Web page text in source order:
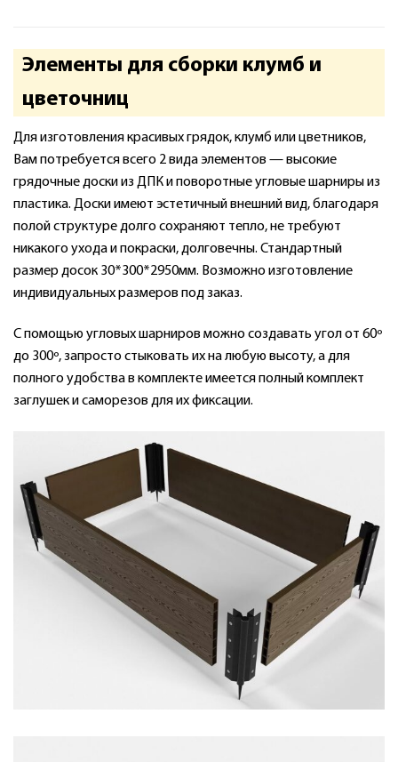
Элементы для сборки клумб и
цветочниц
Для изготовления красивых грядок, клумб или цветников,
Вам потребуется всего 2 вида элементов — высокие
грядочные доски из ДПК и поворотные угловые шарниры из
пластика. Доски имеют эстетичный внешний вид, благодаря
полой структуре долго сохраняют тепло, не требуют
никакого ухода и покраски, долговечны. Стандартный
размер досок 30*300*2950мм. Возможно изготовление
индивидуальных размеров под заказ.
С помощью угловых шарниров можно создавать угол от 60º
до 300º, запросто стыковать их на любую высоту, а для
полного удобства в комплекте имеется полный комплект
заглушек и саморезов для их фиксации.